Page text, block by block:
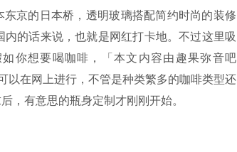
京的日本桥，透明玻璃搭配简约时尚的装修
的话来说，也就是网红打卡地。不过这里吸
你想要喝咖啡，「本文内容由趣果弥音吧
以在网上进行，不管是种类繁多的咖啡类型还
，有意思的瓶身定制才刚刚开始。